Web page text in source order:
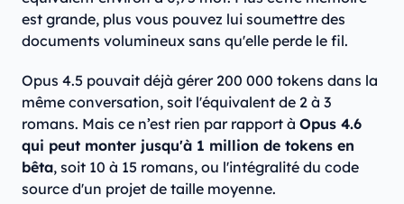
est grande, plus vous pouvez lui soumettre des
documents volumineux sans qu'elle perde le fil.
Opus 4.5 pouvait déjà gérer 200 000 tokens dans la
même conversation, soit l'équivalent de 2 à 3
romans. Mais ce n’est rien par rapport à Opus 4.6
qui peut monter jusqu'à 1 million de tokens en
bêta, soit 10 à 15 romans, ou l'intégralité du code
source d'un projet de taille moyenne.